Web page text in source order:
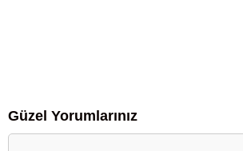
Güzel Yorumlarınız